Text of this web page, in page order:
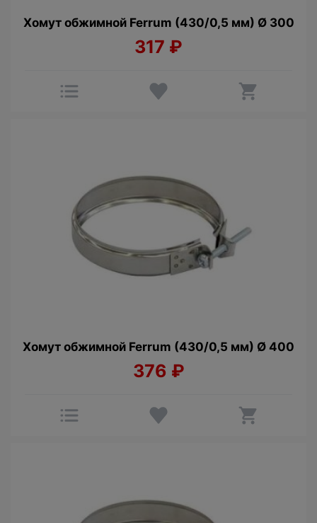
Хомут обжимной Ferrum (430/0,5 мм) Ø 300
317 ₽
Хомут обжимной Ferrum (430/0,5 мм) Ø 400
376 ₽